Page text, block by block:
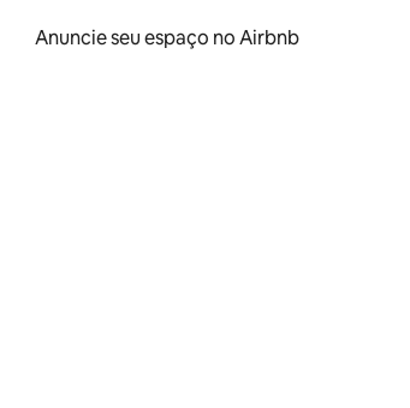
Anuncie seu espaço no Airbnb